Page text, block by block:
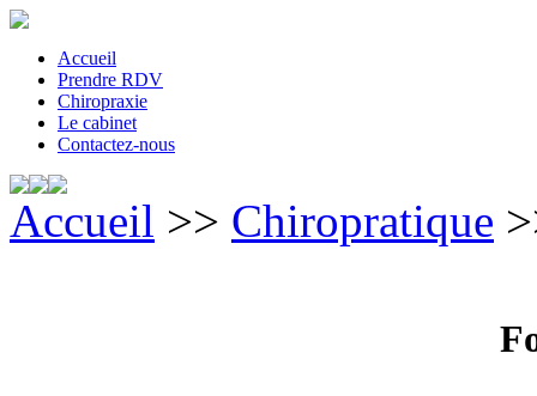
Accueil
Prendre RDV
Chiropraxie
Le cabinet
Contactez-nous
Accueil >> Chiropratique